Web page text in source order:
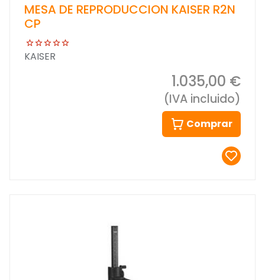
MESA DE REPRODUCCION KAISER R2N
CP
KAISER
1.035,00 €
(IVA incluido)
Comprar